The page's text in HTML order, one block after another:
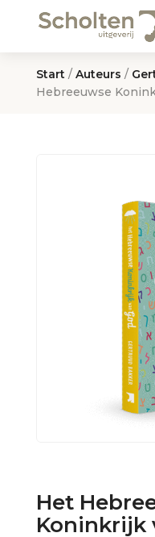
Start / Auteurs /
Hebreeuwse
Het
Koninkrijk